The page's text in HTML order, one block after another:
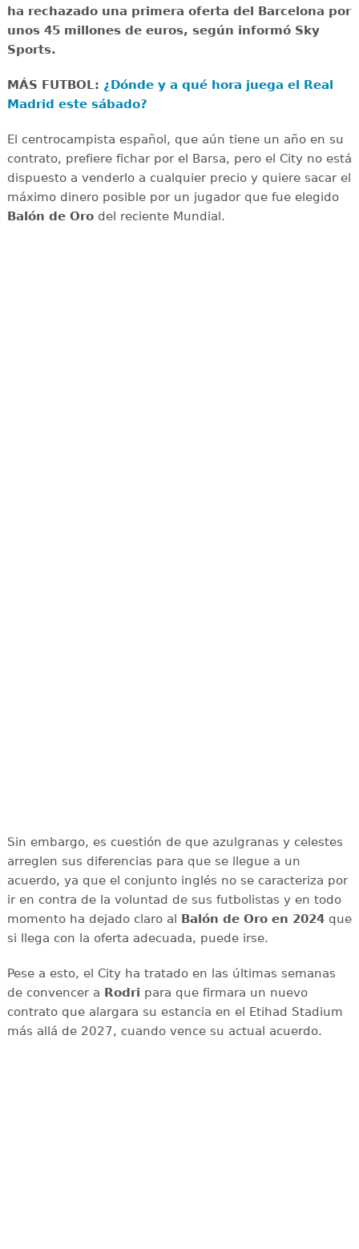
ha rechazado una primera oferta del Barcelona por
unos 45 millones de euros, según informó Sky
Sports.
MÁS FUTBOL: ¿Dónde y a qué hora juega el Real
Madrid este sábado?
El centrocampista español, que aún tiene un año en su
contrato, prefiere fichar por el Barsa, pero el City no está
dispuesto a venderlo a cualquier precio y quiere sacar el
máximo dinero posible por un jugador que fue elegido
Balón de Orodel reciente Mundial.
Sin embargo, es cuestión de que azulgranas y celestes
arreglen sus diferencias para que se llegue a un
acuerdo, ya que el conjunto inglés no se caracteriza por
ir en contra de la voluntad de sus futbolistas y en todo
momento ha dejado claro al Balón de Oro en 2024que
si llega con la oferta adecuada, puede irse.
Pese a esto, el City ha tratado en las últimas semanas
de convencer a Rodri para que firmara un nuevo
contrato que alargara su estancia en el Etihad Stadium
más allá de 2027, cuando vence su actual acuerdo.